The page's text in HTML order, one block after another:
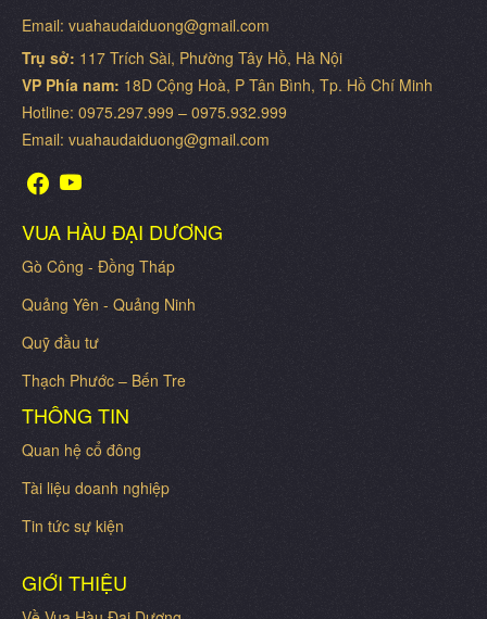
Email: vuahaudaiduong@gmail.com
Trụ sở: 117 Trích Sài, Phường Tây Hồ, Hà Nội
VP Phía nam: 18D Cộng Hoà, P Tân Bình, Tp. Hồ Chí Minh
Hotline: 0975.297.999 – 0975.932.999
Email: vuahaudaiduong@gmail.com
VUA HÀU ĐẠI DƯƠNG
Gò Công - Đồng Tháp
Quảng Yên - Quảng Ninh
Quỹ đầu tư
Thạch Phước – Bến Tre
THÔNG TIN
Quan hệ cổ đông
Tài liệu doanh nghiệp
Tin tức sự kiện
GIỚI THIỆU